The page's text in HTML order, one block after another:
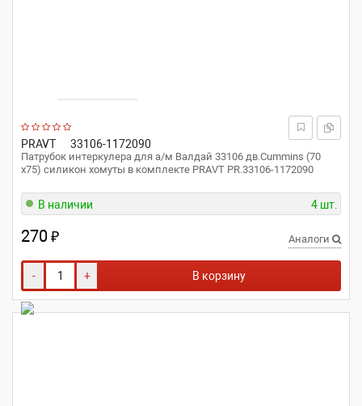
PRAVT 33106-1172090
Патрубок интеркулера для а/м Валдай 33106 дв.Cummins (70
x75) силикон хомуты в комплекте PRAVT PR.33106-1172090
В наличии 4 шт.
270₽ Аналоги
- + В корзину